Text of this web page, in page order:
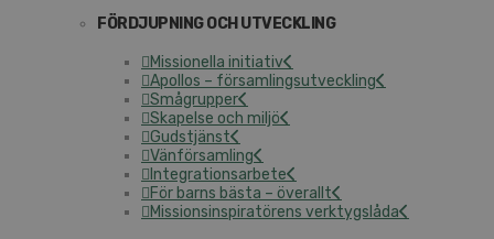
FÖRDJUPNING OCH UTVECKLING
Missionella initiativ
Apollos – församlingsutveckling
Smågrupper
Skapelse och miljö
Gudstjänst
Vänförsamling
Integrationsarbete
För barns bästa – överallt
Missionsinspiratörens verktygslåda